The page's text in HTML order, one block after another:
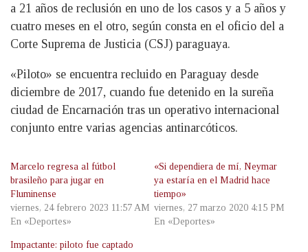
a 21 años de reclusión en uno de los casos y a 5 años y
cuatro meses en el otro, según consta en el oficio del a
Corte Suprema de Justicia (CSJ) paraguaya.
«Piloto» se encuentra recluido en Paraguay desde
diciembre de 2017, cuando fue detenido en la sureña
ciudad de Encarnación tras un operativo internacional
conjunto entre varias agencias antinarcóticos.
Marcelo regresa al fútbol
brasileño para jugar en
Fluminense
viernes, 24 febrero 2023 11:57 AM
En «Deportes»
«Si dependiera de mí, Neymar
ya estaría en el Madrid hace
tiempo»
viernes, 27 marzo 2020 4:15 PM
En «Deportes»
Impactante: piloto fue captado